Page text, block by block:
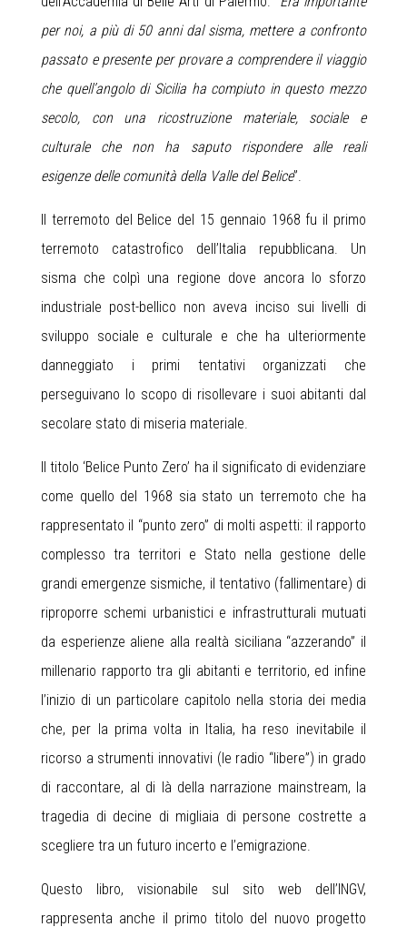
per noi, a più di 50 anni dal sisma, mettere a confronto
passato e presente per provare a comprendere il viaggio
che quell’angolo di Sicilia ha compiuto in questo mezzo
secolo, con una ricostruzione materiale, sociale e
culturale che non ha saputo rispondere alle reali
esigenze delle comunità della Valle del Belice”.
Il terremoto del Belice del 15 gennaio 1968 fu il primo
terremoto catastrofico dell’Italia repubblicana. Un
sisma che colpì una regione dove ancora lo sforzo
industriale post-bellico non aveva inciso sui livelli di
sviluppo sociale e culturale e che ha ulteriormente
danneggiato i primi tentativi organizzati che
perseguivano lo scopo di risollevare i suoi abitanti dal
secolare stato di miseria materiale.
Il titolo ‘Belice Punto Zero’ ha il significato di evidenziare
come quello del 1968 sia stato un terremoto che ha
rappresentato il “punto zero” di molti aspetti: il rapporto
complesso tra territori e Stato nella gestione delle
grandi emergenze sismiche, il tentativo (fallimentare) di
riproporre schemi urbanistici e infrastrutturali mutuati
da esperienze aliene alla realtà siciliana “azzerando” il
millenario rapporto tra gli abitanti e territorio, ed infine
l’inizio di un particolare capitolo nella storia dei media
che, per la prima volta in Italia, ha reso inevitabile il
ricorso a strumenti innovativi (le radio “libere”) in grado
di raccontare, al di là della narrazione mainstream, la
tragedia di decine di migliaia di persone costrette a
scegliere tra un futuro incerto e l’emigrazione.
Questo libro, visionabile sul sito web dell’INGV,
rappresenta anche il primo titolo del nuovo progetto